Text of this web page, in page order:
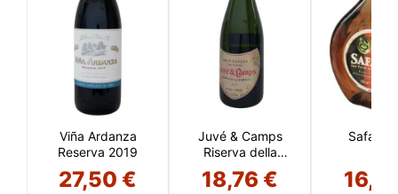
Viña Ardanza
Reserva 2019
27,50 €
Juvé & Camps
Riserva della
Famiglia
18,76 €
Safari 1